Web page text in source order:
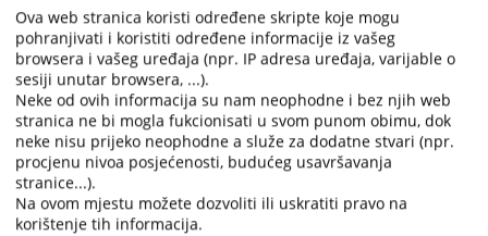
Ova web stranica koristi određene skripte koje mogu
pohranjivati i koristiti određene informacije iz vašeg
browsera i vašeg uređaja (npr. IP adresa uređaja, varijable o
sesiji unutar browsera, ...).
Neke od ovih informacija su nam neophodne i bez njih web
stranica ne bi mogla fukcionisati u svom punom obimu, dok
neke nisu prijeko neophodne a služe za dodatne stvari (npr.
procjenu nivoa posjećenosti, budućeg usavršavanja
stranice...).
Na ovom mjestu možete dozvoliti ili uskratiti pravo na
korištenje tih informacija.